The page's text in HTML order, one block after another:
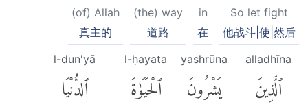
So let fight
他战斗|使|然后
in
在
(the) way
道路
(of) Allah
真主的
alladhīna
ٱلَّذِينَ
yashrūna
يَشْرُونَ
l-ḥayata
ٱلْحَيَوٰةَ
l-dun'yā
ٱلدُّنْيَا